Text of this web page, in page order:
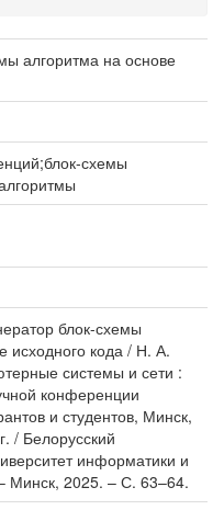
алгоритма на основе
схемы
блок-схемы
исходного кода / Н. А.
системы и сети :
конференции
и студентов, Минск,
/ Белорусский
информатики и
Минск, 2025. – С. 63–64.